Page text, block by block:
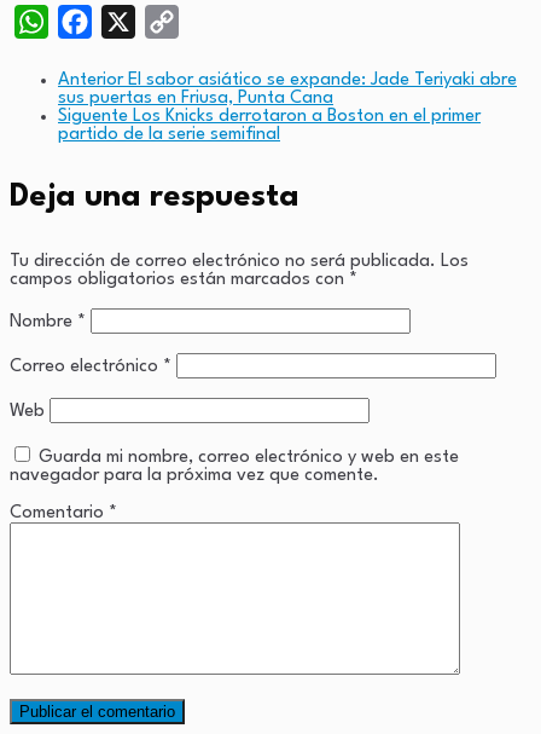
WhatsAppFacebook
Anterior El sabor asiático se expande: Jade Teriyaki abre
sus puertas en Friusa, Punta Cana
Siguente Los Knicks derrotaron a Boston en el primer
partido de la serie semifinal
Deja una respuesta
Tu dirección de correo electrónico no será publicada. Los
campos obligatorios están marcados con *
Nombre *
Correo electrónico *
Web
Guarda mi nombre, correo electrónico y web en este
navegador para la próxima vez que comente.
Comentario *